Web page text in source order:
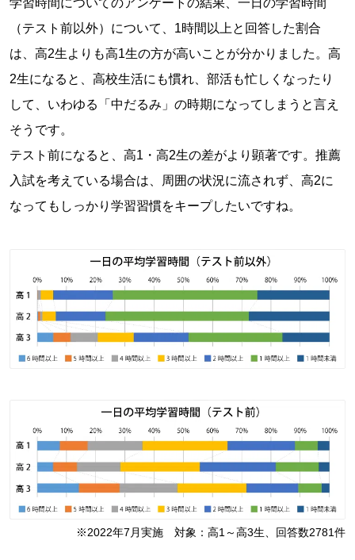
学習時間についてのアンケートの結果、一日の学習時間
（テスト前以外）について、1時間以上と回答した割合
は、高2生よりも高1生の方が高いことが分かりました。高
2生になると、高校生活にも慣れ、部活も忙しくなったり
して、いわゆる「中だるみ」の時期になってしまうと言え
そうです。
テスト前になると、高1・高2生の差がより顕著です。推薦
入試を考えている場合は、周囲の状況に流されず、高2に
なってもしっかり学習習慣をキープしたいですね。
※2022年7月実施 対象：高1～高3生、回答数2781件